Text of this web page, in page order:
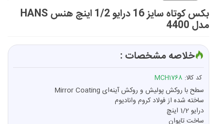
بکس کوتاه سایز 16 درایو 1/2 اینچ هنس HANS
مدل 4400
خلاصه مشخصات :
کد کالا: MCH1768
سطح با روکش پولیش و روکش آینه‌ای Mirror Coating
ساخته شده از فولاد کروم وانادیوم
درایو 1/2 اینچ
ساخت تایوان